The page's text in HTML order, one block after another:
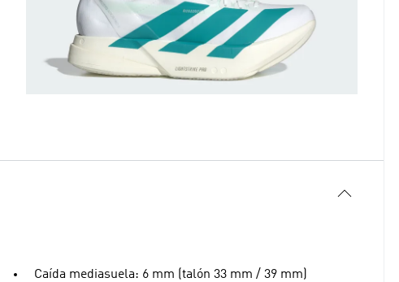
Caída mediasuela: 6 mm (talón 33 mm / 39 mm)